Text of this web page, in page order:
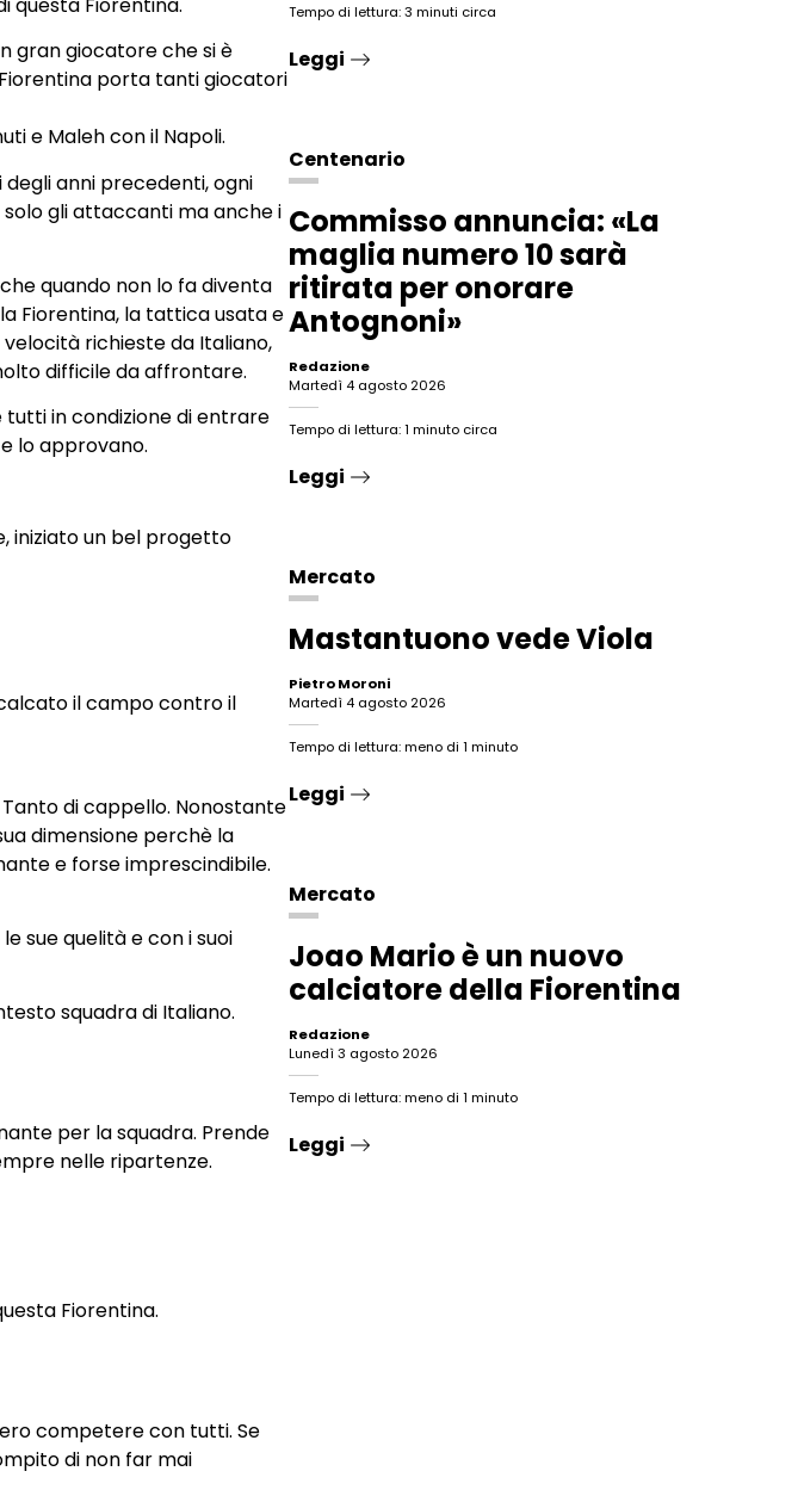
gran giocatore che si è
porta tanti giocatori
e Maleh con il Napoli.
anni precedenti, ogni
gli attaccanti ma anche i
quando non lo fa diventa
Fiorentina, la tattica usata e
velocità richieste da Italiano,
difficile da affrontare.
tutti in condizione di entrare
lo approvano.
iniziato un bel progetto
il campo contro il
di cappello. Nonostante
dimensione perchè la
e forse imprescindibile.
sue quelità e con i suoi
squadra di Italiano.
per la squadra. Prende
nelle ripartenze.
Fiorentina.
competere con tutti. Se
di non far mai
Tempo di lettura: 3 minuti circa
Leggi
Centenario
Commisso annuncia: «La
maglia numero 10 sarà
ritirata per onorare
Antognoni»
Redazione
martedì 4 agosto 2026
Tempo di lettura: 1 minuto circa
Leggi
Mercato
Mastantuono vede Viola
Pietro Moroni
martedì 4 agosto 2026
Tempo di lettura: meno di 1 minuto
Leggi
Mercato
Joao Mario è un nuovo
calciatore della Fiorentina
Redazione
lunedì 3 agosto 2026
Tempo di lettura: meno di 1 minuto
Leggi